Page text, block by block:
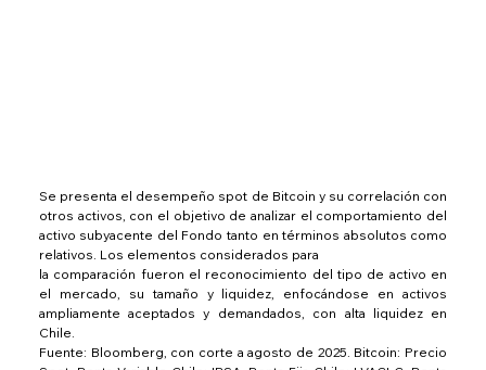
Se presenta el desempeño spot de Bitcoin y su correlación con
otros activos, con el objetivo de analizar el comportamiento del
activo subyacente del Fondo tanto en términos absolutos como
relativos. Los elementos considerados para
la comparación fueron el reconocimiento del tipo de activo en
el mercado, su tamaño y liquidez, enfocándose en activos
ampliamente aceptados y demandados, con alta liquidez en
Chile.
Fuente: Bloomberg, con corte a agosto de 2025. Bitcoin: Precio